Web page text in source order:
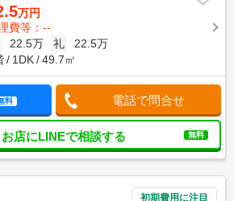
万円
費等：--
22.5万 礼
22.5万
1DK 49.7㎡
料 電話で問合せ
お店にLINEで相談する 無料
初期費用に注目